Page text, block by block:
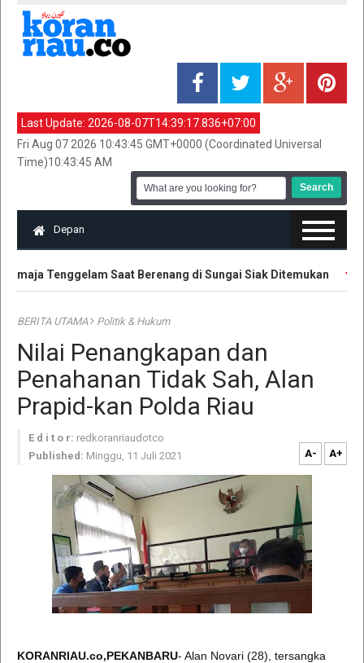
Last Update: 2026-08-07T14:39:17.836+07:00
Fri Aug 07 2026 10:43:45 GMT+0000 (Coordinated Universal
Time)10:43:45 AM
Depan
Tenggelam Saat Berenang di Sungai Siak Ditemukan
BERITA UTAMA Politik & Hukum
Nilai Penangkapan dan
Penahanan Tidak Sah, Alan
Prapid-kan Polda Riau
E d i t o r: redkoranriaudotco
Published: Minggu, 11 Juli 2021 A- A+
KORANRIAU.co,PEKANBARU- Alan Novari (28), tersangka